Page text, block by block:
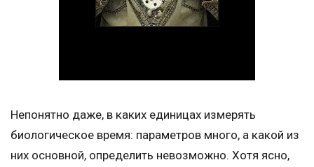
Непонятно даже, в каких единицах измерять
биологическое время: параметров много, а какой из
них основной, определить невозможно. Хотя ясно,